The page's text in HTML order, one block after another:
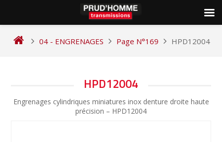
04 - ENGRENAGES Page N°169 HPD12004
HPD12004
Engrenages cylindriques miniatures inox denture droite haute
précision – HPD12004
DE